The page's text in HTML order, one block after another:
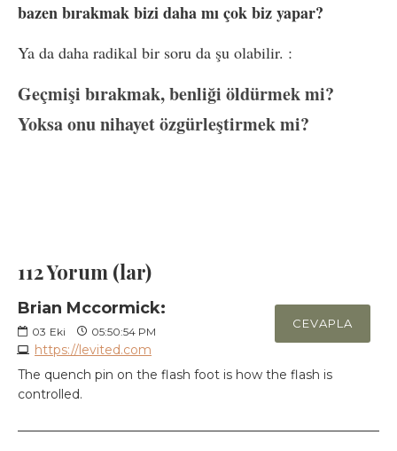
bazen bırakmak bizi daha mı çok biz yapar?
Ya da daha radikal bir soru da şu olabilir. :
Geçmişi bırakmak, benliği öldürmek mi?
Yoksa onu nihayet özgürleştirmek mi?
112 Yorum (lar)
Brian Mccormick:
03 Eki 05:50:54 PM
https://levited.com
CEVAPLA
The quench pin on the flash foot is how the flash is
controlled.